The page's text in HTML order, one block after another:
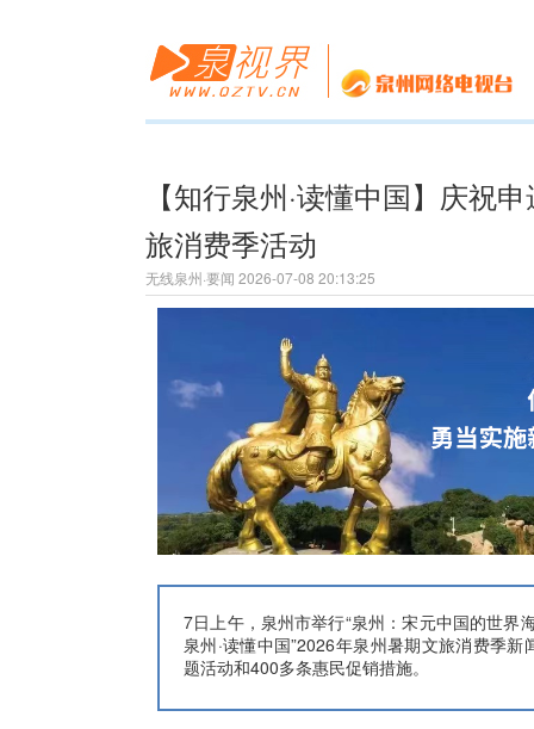
【知行泉州·读懂中国】庆祝
旅消费季活动
无线泉州·要闻 2026-07-08 20:13:25
7日上午，泉州市举行“泉州：宋元中国的世界
泉州·读懂中国”2026年泉州暑期文旅消费季
题活动和400多条惠民促销措施。